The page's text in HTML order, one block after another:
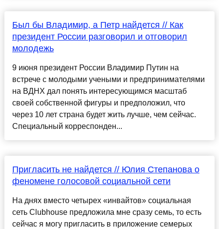
Был бы Владимир, а Петр найдется // Как
президент России разговорил и отговорил
молодежь
9 июня президент России Владимир Путин на
встрече с молодыми учеными и предпринимателями
на ВДНХ дал понять интересующимся масштаб
своей собственной фигуры и предположил, что
через 10 лет страна будет жить лучше, чем сейчас.
Специальный корреспонден...
Пригласить не найдется // Юлия Степанова о
феномене голосовой социальной сети
На днях вместо четырех «инвайтов» социальная
сеть Clubhouse предложила мне сразу семь, то есть
сейчас я могу пригласить в приложение семерых